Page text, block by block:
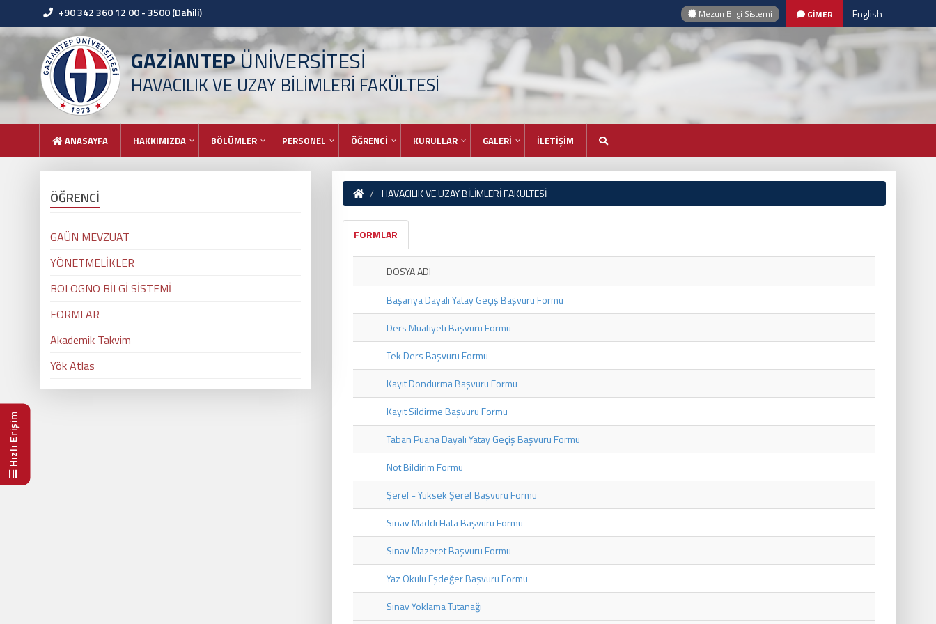
Hızlı Erişim
+90 342 360 12 00 - 3500 (Dahili) Mezun Bilgi Sistemi GİMER English
GAZİANTEPÜNİVERSİTESİ
HAVACILIK VE UZAY BİLİMLERİ FAKÜLTESİ
ANASAYFA HAKKIMIZDA BÖLÜMLER PERSONEL ÖĞRENCİ KURULLAR GALERİ İLETİŞİM
HAVACILIK VE UZAY BİLİMLERİ FAKÜLTESİ
FORMLAR
DOSYA ADI
Başarıya Dayalı Yatay Geçiş Başvuru Formu
Ders Muafiyeti Başvuru Formu
Tek Ders Başvuru Formu
Kayıt Dondurma Başvuru Formu
Kayıt Sildirme Başvuru Formu
Taban Puana Dayalı Yatay Geçiş Başvuru Formu
Not Bildirim Formu
Şeref - Yüksek Şeref Başvuru Formu
Sınav Maddi Hata Başvuru Formu
Sınav Mazeret Başvuru Formu
Yaz Okulu Eşdeğer Başvuru Formu
Sınav Yoklama Tutanağı
ÖĞRENCİ
GAÜN MEVZUAT
YÖNETMELİKLER
BOLOGNO BİLGİ SİSTEMİ
FORMLAR
Akademik Takvim
Yök Atlas